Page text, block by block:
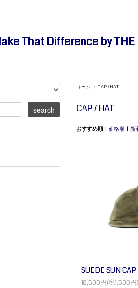
That Difference by THE
ホーム > CAP / HAT
CAP / HAT
おすすめ順| 価格順| 新
SUEDE SUN CAP
16,500円(税1,500円)